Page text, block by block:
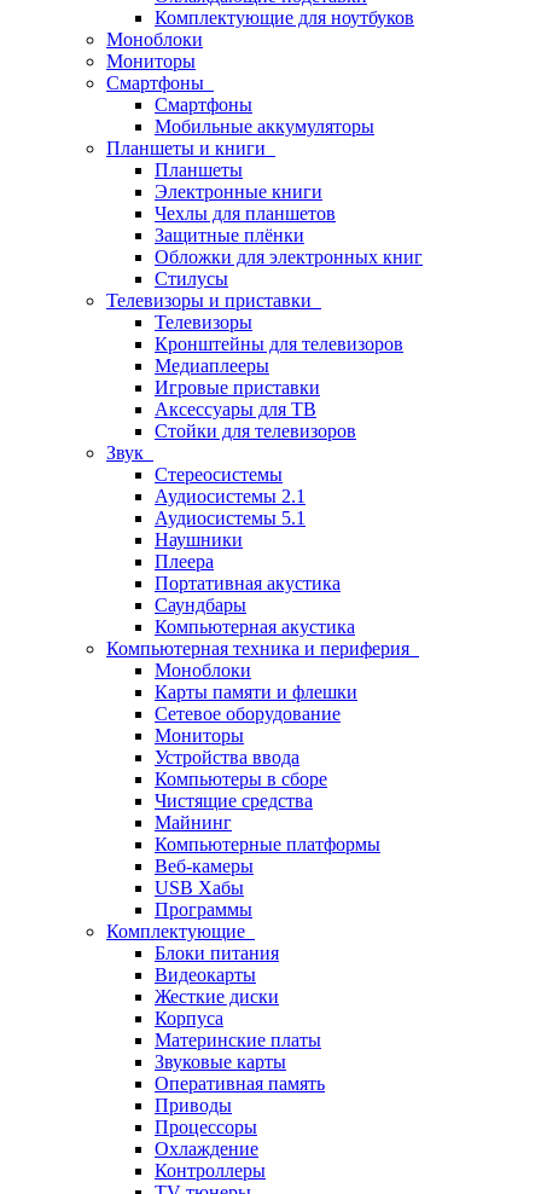
Комплектующие для ноутбуков
Моноблоки
Мониторы
Смартфоны
Смартфоны
Мобильные аккумуляторы
Планшеты и книги
Планшеты
Электронные книги
Чехлы для планшетов
Защитные плёнки
Обложки для электронных книг
Стилусы
Телевизоры и приставки
Телевизоры
Кронштейны для телевизоров
Медиаплееры
Игровые приставки
Аксессуары для ТВ
Стойки для телевизоров
Звук
Стереосистемы
Аудиосистемы 2.1
Аудиосистемы 5.1
Наушники
Плеера
Портативная акустика
Саундбары
Компьютерная акустика
Компьютерная техника и периферия
Моноблоки
Карты памяти и флешки
Сетевое оборудование
Мониторы
Устройства ввода
Компьютеры в сборе
Чистящие средства
Майнинг
Компьютерные платформы
Веб-камеры
USB Хабы
Программы
Комплектующие
Блоки питания
Видеокарты
Жесткие диски
Корпуса
Материнские платы
Звуковые карты
Оперативная память
Приводы
Процессоры
Охлаждение
Контроллеры